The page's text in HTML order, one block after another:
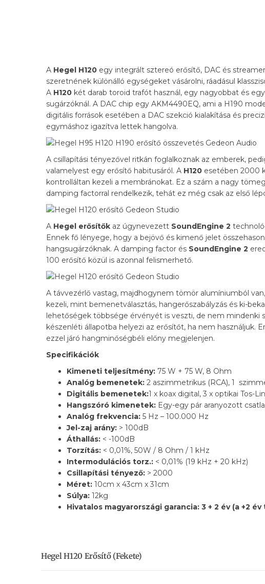
A Hegel H120 egy integrált sztereó erősítő, DAC és
szeretnének különálló egységeket vásárolni, ráadásul
A H120 két darab toroid trafót használ, egy nagyobbat és
sugárzóknál. A DAC chip egy AKM4490EQ, ami a H190
digitális források esetében a DAC szekció kialakítása és
egymáshoz igazítva lettek hangolva.
A csillapítási tényezővel ritkán foglalkoznak az emberek,
valamelyest egy erősítő habitusáról. A H120 esetében 2000
kontrolláltan kezeli a membránokat. Ez a szám a nagy
damping factorral rendelkezik, tehát ez még csak az első
A Hegel erősítők az úgynevezett SoundEngine 2
Ennek fő lényege, hogy a bejövő és kimenő jelet
hangsugárzóknak. A damping factor és SoundEngine 2
100 erősítő közül is azonnal felismerhető.
A távvezérlő vastag, majdhogynem tömör alumíniumból
kezeli, mint bemenetválasztás, hangerőszabályzás és ki-
lehetőségek többsége érvényét is veszti, de nem mindenki
készenléti állapotba helyezi az erősítőt, ha nem használjuk.
ezzel járó hangminőségbéli előny megjelenjen.
Specifikációk
Kimeneti teljesítmény: 75 W + 75 W, 8 Ohm
Analóg bemenetek: 2 aszimmetrikus (RCA), 1
Digitális bemenetek:1 x koax digital, 3 x optikai Tos-
Hangszóró kimenetek: Egy-egy pár aranyozott
Analóg frekvencia: 5 Hz – 100.000 Hz
Jel-zaj arány: > 100dB
Áthallás: < -100dB
Torzítás: < 0,01%, 50W / 8 Ohm / 1 kHz
Intermodulációs torz.: < 0,01% (19 kHz + 20 kHz)
Csillapítási tényező: > 2000
Méret: 10cm x 43cm x 31cm
Súlya: 12kg
Hivatalos magyarországi garancia: 3 + 2 év (a +2
Hegel H120 Erősítő (fekete)